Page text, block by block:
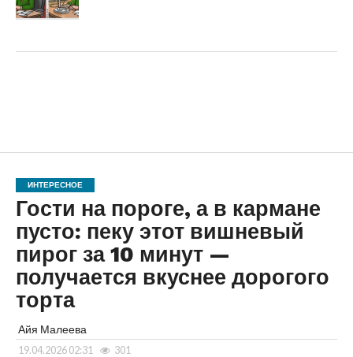
ИНТЕРЕСНОЕ
Гости на пороге, а в кармане
пусто: пеку этот вишневый
пирог за 10 минут —
получается вкуснее дорогого
торта
Айя Малеева
19.04.2026 02:31 301